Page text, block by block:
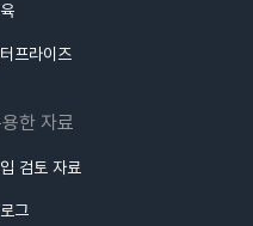
프라이즈
한 자료
검토 자료
그